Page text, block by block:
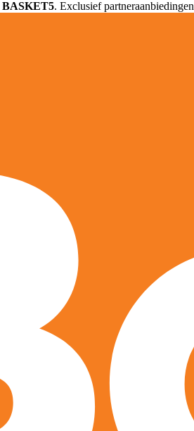
BASKET5. Exclusief partneraanbiedingen